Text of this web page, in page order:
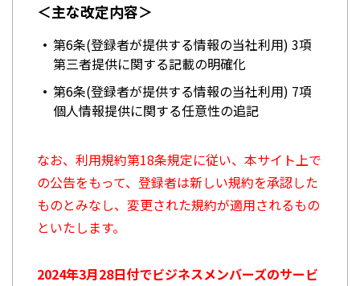
＜主な改定内容＞
第6条(登録者が提供する情報の当社利用) 3項
第三者提供に関する記載の明確化
第6条(登録者が提供する情報の当社利用) 7項
個人情報提供に関する任意性の追記
なお、利用規約第18条規定に従い、本サイト上で
の公告をもって、登録者は新しい規約を承認した
ものとみなし、変更された規約が適用されるもの
といたします。
2024年3月28日付でビジネスメンバーズのサービ